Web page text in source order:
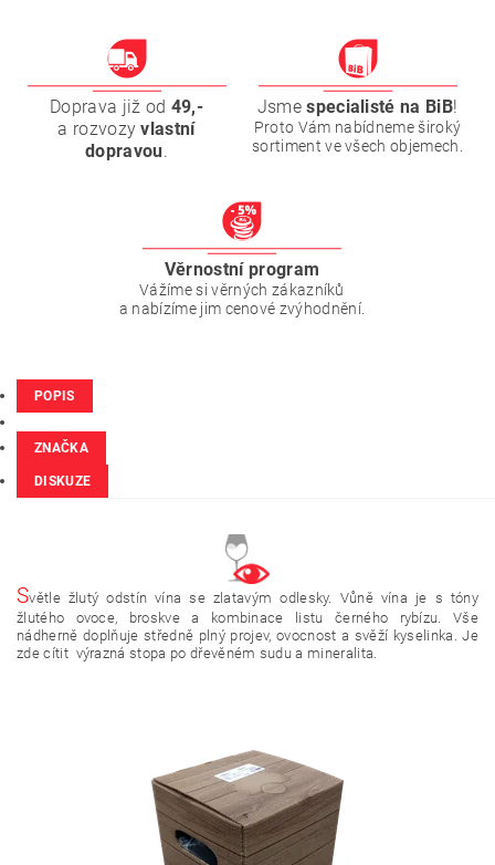
Doprava již od 49,-
a rozvozyvlastní
dopravou.
Jsmespecialisté na BiB!
Proto Vám nabídneme široký
sortiment ve všech objemech.
Věrnostní program
Vážíme si věrných zákazníků
a nabízíme jim cenové zvýhodnění.
POPIS
ZNAČKA
DISKUZE
Světle žlutý odstín vína se zlatavým odlesky. Vůně vína je s tóny
žlutého ovoce, broskve a kombinace listu černého rybízu. Vše
nádherně doplňuje středně plný projev, ovocnost a svěží kyselinka. Je
zde cítit výrazná stopa po dřevěném sudu a mineralita.